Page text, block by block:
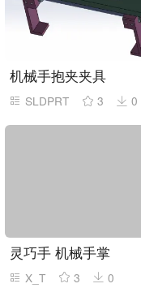
机械手抱夹夹具
SLDPRT 3 0
灵巧手 机械手掌
X_T 3 0